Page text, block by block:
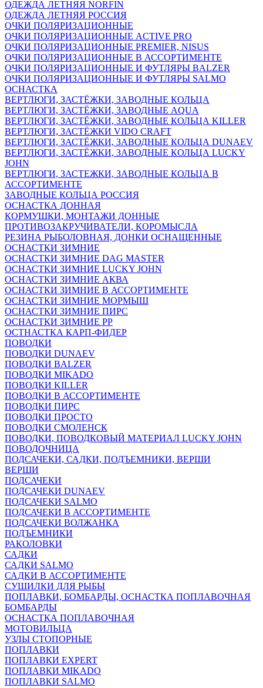
ОДЕЖДА ЛЕТНЯЯ NORFIN
ОДЕЖДА ЛЕТНЯЯ РОССИЯ
ОЧКИ ПОЛЯРИЗАЦИОННЫЕ
ОЧКИ ПОЛЯРИЗАЦИОННЫЕ ACTIVE PRO
ОЧКИ ПОЛЯРИЗАЦИОННЫЕ PREMIER, NISUS
ОЧКИ ПОЛЯРИЗАЦИОННЫЕ В АССОРТИМЕНТЕ
ОЧКИ ПОЛЯРИЗАЦИОННЫЕ И ФУТЛЯРЫ BALZER
ОЧКИ ПОЛЯРИЗАЦИОННЫЕ И ФУТЛЯРЫ SALMO
ОСНАСТКА
ВЕРТЛЮГИ, ЗАСТЁЖКИ, ЗАВОДНЫЕ КОЛЬЦА
ВЕРТЛЮГИ, ЗАСТЁЖКИ, ЗАВОДНЫЕ AQUA
ВЕРТЛЮГИ, ЗАСТЁЖКИ, ЗАВОДНЫЕ КОЛЬЦА KILLER
ВЕРТЛЮГИ, ЗАСТЁЖКИ VIDO CRAFT
ВЕРТЛЮГИ, ЗАСТЁЖКИ, ЗАВОДНЫЕ КОЛЬЦА DUNAEV
ВЕРТЛЮГИ, ЗАСТЁЖКИ, ЗАВОДНЫЕ КОЛЬЦА LUCKY
JOHN
ВЕРТЛЮГИ, ЗАСТЕЖКИ, ЗАВОДНЫЕ КОЛЬЦА В
АССОРТИМЕНТЕ
ЗАВОДНЫЕ КОЛЬЦА РОССИЯ
ОСНАСТКА ДОННАЯ
КОРМУШКИ, МОНТАЖИ ДОННЫЕ
ПРОТИВОЗАКРУЧИВАТЕЛИ, КОРОМЫСЛА
РЕЗИНА РЫБОЛОВНАЯ, ДОНКИ ОСНАЩЕННЫЕ
ОСНАСТКИ ЗИМНИЕ
ОСНАСТКИ ЗИМНИЕ DAG MASTER
ОСНАСТКИ ЗИМНИЕ LUCKY JOHN
ОСНАСТКИ ЗИМНИЕ АКВА
ОСНАСТКИ ЗИМНИЕ В АССОРТИМЕНТЕ
ОСНАСТКИ ЗИМНИЕ МОРМЫШ
ОСНАСТКИ ЗИМНИЕ ПИРС
ОСНАСТКИ ЗИМНИЕ РР
ОСТНАСТКА КАРП-ФИДЕР
ПОВОДКИ
ПОВОДКИ DUNAEV
ПОВОДКИ BALZER
ПОВОДКИ MIKADO
ПОВОДКИ KILLER
ПОВОДКИ В АССОРТИМЕНТЕ
ПОВОДКИ ПИРС
ПОВОДКИ ПРОСТО
ПОВОДКИ СМОЛЕНСК
ПОВОДКИ, ПОВОДКОВЫЙ МАТЕРИАЛ LUCKY JOHN
ПОВОДОЧНИЦА
ПОДСАЧЕКИ, САДКИ, ПОДЪЕМНИКИ, ВЕРШИ
ВЕРШИ
ПОДСАЧЕКИ
ПОДСАЧЕКИ DUNAEV
ПОДСАЧЕКИ SALMO
ПОДСАЧЕКИ В АССОРТИМЕНТЕ
ПОДСАЧЕКИ ВОЛЖАНКА
ПОДЪЕМНИКИ
РАКОЛОВКИ
САДКИ
САДКИ SALMO
САДКИ В АССОРТИМЕНТЕ
СУШИЛКИ ДЛЯ РЫБЫ
ПОПЛАВКИ, БОМБАРДЫ, ОСНАСТКА ПОПЛАВОЧНАЯ
БОМБАРДЫ
ОСНАСТКА ПОПЛАВОЧНАЯ
МОТОВИЛЬЦА
УЗЛЫ СТОПОРНЫЕ
ПОПЛАВКИ
ПОПЛАВКИ EXPERT
ПОПЛАВКИ MIKADO
ПОПЛАВКИ SALMO